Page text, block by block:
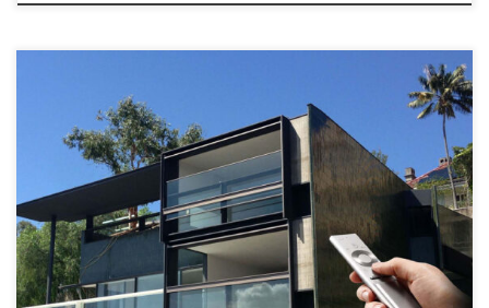
Giyotin Cam Balkon Fiyatları Giyotin cambalkon sistemleri tüm
dünyada olduğu gibi ülkemizde de oldukça rağbet görmektedir.
Rağbettin ve talep görme işlemi önceleri kafeterya ve lüks
restaurant gibi mekanlarda görülse de şimdilerde evlerimizin
balkonlarında ve kış bahçelerinde şık bir görünüm
kazanmaktadır. Giyotin cambalkon modelleri mekanınıza uygun
şekilde tasarlanarak uygun koşullar sağlandıktan montaj yapılır.
Niye […]